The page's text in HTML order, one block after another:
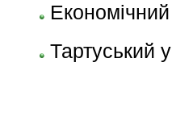
Тартуський